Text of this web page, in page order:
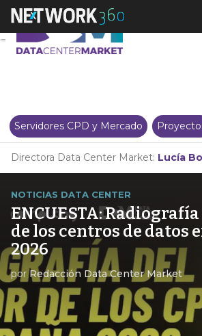
Servidores CPD y Mercado
Directora Data Center Market: Lucía
NOTICIAS DATA CENTER
ENCUESTA:
de los centros de datos
2026
porRedacción Data Center Market